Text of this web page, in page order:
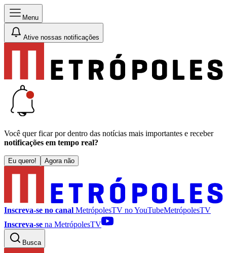
Menu
Ative nossas notificações
Você quer ficar por dentro das notícias mais importantes e receber
notificações em tempo real?
Eu quero! Agora não
Inscreva-se no canal MetrópolesTV noYouTubeMetrópolesTV
Inscreva-se na MetrópolesTV
Busca